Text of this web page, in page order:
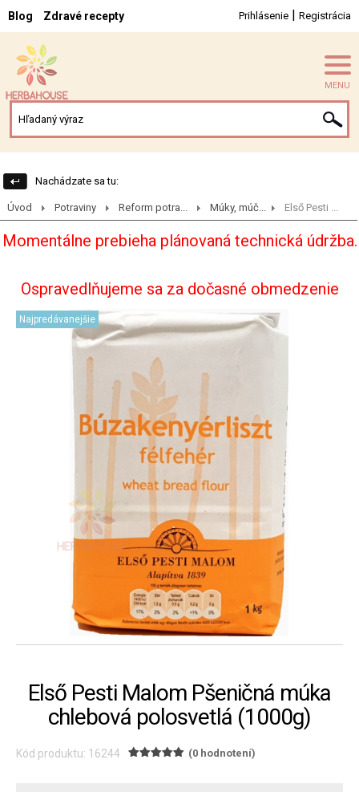
Blog Zdravé recepty Prihlásenie | Registrácia
MENU
Nachádzate sa tu:
Úvod Potraviny Reform potra... Múky, múč... Első Pesti ...
Momentálne prebieha plánovaná technická údržba.
Ospravedlňujeme sa za dočasné obmedzenie
Najpredávanejšie
Első Pesti Malom Pšeničná múka
chlebová polosvetlá (1000g)
Kód produktu: 16244 (0 hodnotení)